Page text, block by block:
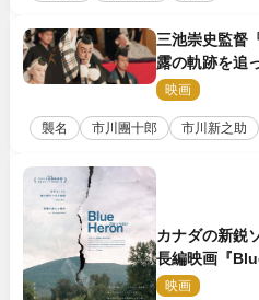
三池崇史監督
露の軌跡を追
映画
襲名 市川團十郎 市川新之助
カナダの新鋭
長編映画『
10.23公開
映画